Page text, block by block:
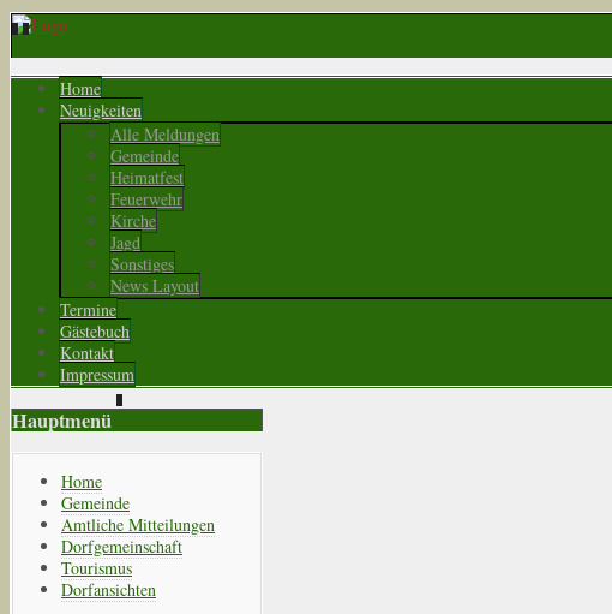
Home
Neuigkeiten
Alle Meldungen
Gemeinde
Heimatfest
Feuerwehr
Kirche
Jagd
Sonstiges
News Layout
Termine
Gästebuch
Kontakt
Impressum
Hauptmenü
Home
Gemeinde
Amtliche Mitteilungen
Dorfgemeinschaft
Tourismus
Dorfansichten